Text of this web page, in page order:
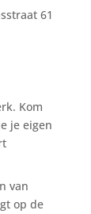
61
Kom
je eigen
van
op de